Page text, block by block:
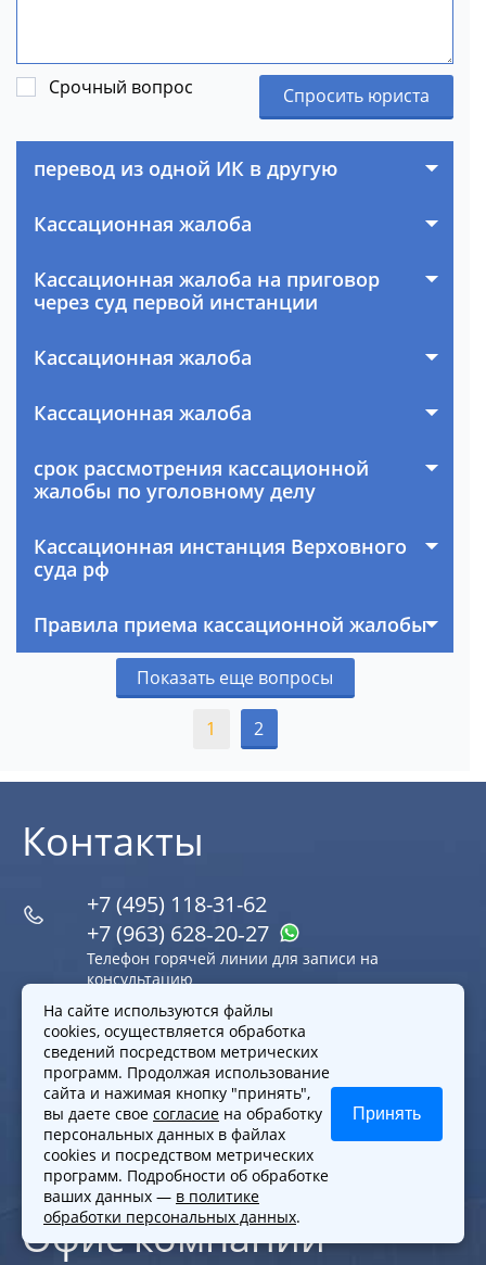
Срочный вопрос Спросить юриста
перевод из одной ИК в другую
Кассационная жалоба
Кассационная жалоба на приговор
через суд первой инстанции
Кассационная жалоба
Кассационная жалоба
срок рассмотрения кассационной
жалобы по уголовному делу
Кассационная инстанция Верховного
суда рф
Правила приема кассационной жалобы
Показать еще вопросы
1 2
Офис компании
Контакты
+7 (495) 118-31-62
+7 (963) 628‑20‑27
Телефон горячей линии для записи на
консультацию
Сб, ВС с 10:00 до 19:00
nm@advokat-malov.ru
Email
Пн, Вт, Ср, Чт, Пт с 10:00 до 19:00
Расписание
На сайте используются файлы
cookies, осуществляется обработка
сведений посредством метрических
программ. Продолжая использование
сайта и нажимая кнопку "принять",
вы даете свое согласие на обработку
персональных данных в файлах
cookies и посредством метрических
программ. Подробности об обработке
ваших данных — в политике
обработки персональных данных.
Принять